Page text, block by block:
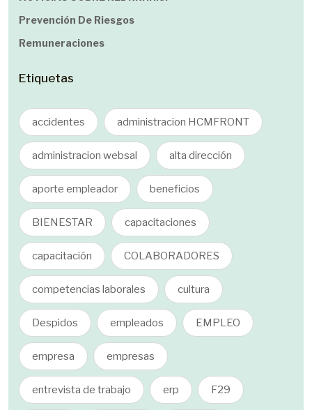
Prevención De Riesgos
Remuneraciones
Etiquetas
accidentes administracion HCMFRONT
administracion websal alta dirección
aporte empleador beneficios
BIENESTAR capacitaciones
capacitación COLABORADORES
competencias laborales cultura
Despidos empleados EMPLEO
empresa empresas
entrevista de trabajo erp F29